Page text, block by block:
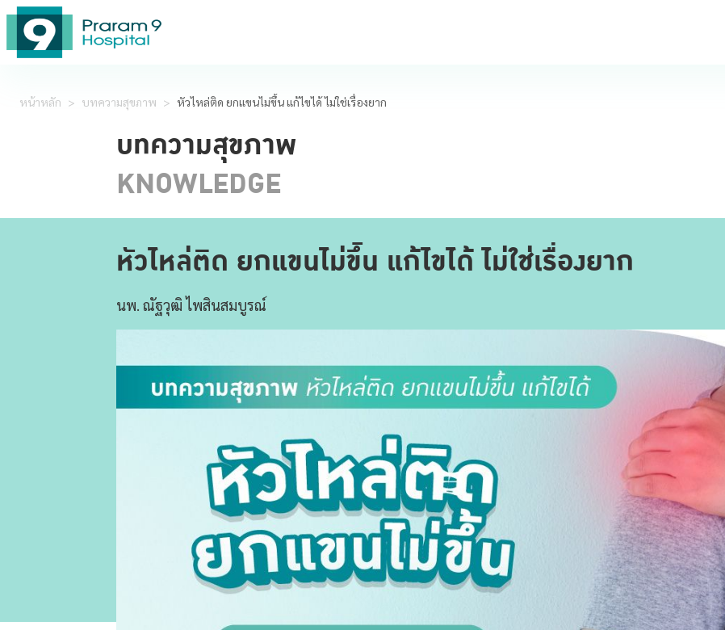
หน้าหลัก > บทความสุขภาพ > หัวไหล่ติด ยกแขนไม่ขึ้น แก้ไขได้ ไม่ใช่เรื่องยาก
บทความสุขภาพ
KNOWLEDGE
หัวไหล่ติด ยกแขนไม่ขึ้น แก้ไขได้ ไม่ใช่เรื่องยาก
นพ. ณัฐวุฒิ ไพสินสมบูรณ์